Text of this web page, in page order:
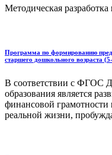
Методическая
Программа по формированию
старшего дошкольного возраста
В соответствии с ФГОС
образования является
финансовой
реальной жизни,